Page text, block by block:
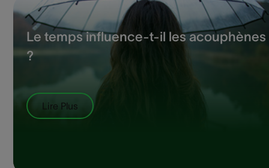
Le temps influence-t-il les acouphènes
?
Lire Plus